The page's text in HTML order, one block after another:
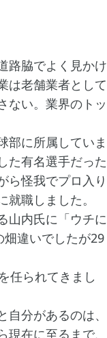
路脇でよく見かけ
は老舗業者として
ない。業界のトッ
部に所属していま
た有名選手だった
ら怪我でプロ入り
職しました。
山内氏に「ウチに
畑違いでしたが29
任られてきまし
分があるのは、
在に至るまで、